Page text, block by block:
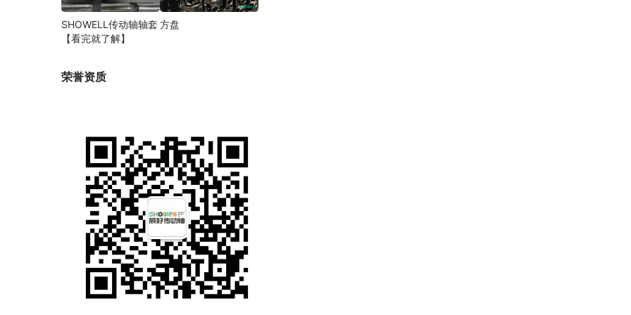
SHOWELL传动轴轴套
【看完就了解】
方盘
荣誉资质